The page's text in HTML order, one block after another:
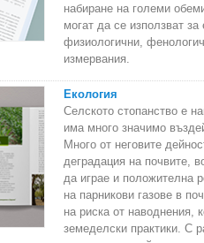
набиране на големи
могат да се използват
физиологични,
измервания.
Екология
Селското стопанство е
има много значимо
Много от неговите
деградация на почвите,
да играе и положителна
на парникови газове в
на риска от наводнения,
земеделски практики. С